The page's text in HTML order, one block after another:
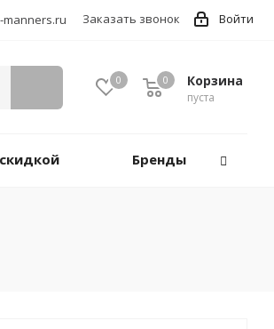
Войти
manners.ru Заказать звонок
0 Корзина
пуста
0
Бренды